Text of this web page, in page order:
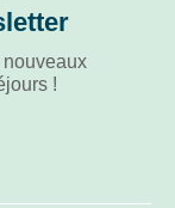
nouveaux
!